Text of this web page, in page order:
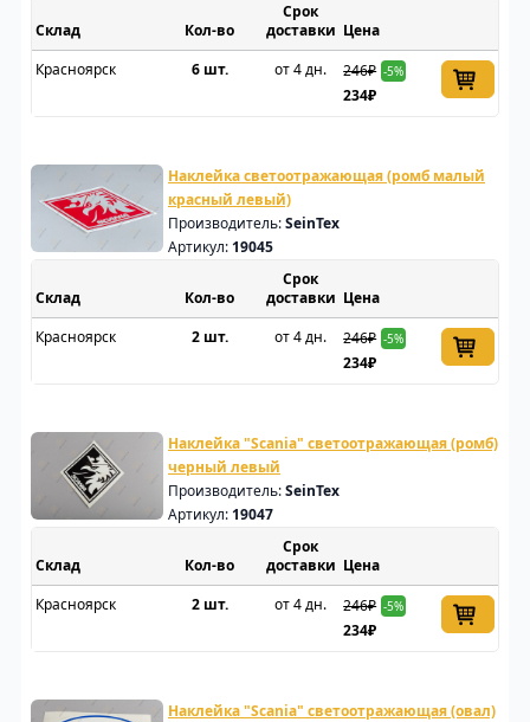
Склад
Срок
доставки Цена
Красноярск
6 шт. от 4 дн. 246₽ -5%
234₽
Наклейка светоотражающая (ромб малый
красный левый)
Производитель:SeinTex
Артикул: 19045
Склад
Срок
доставки Цена
Красноярск
2 шт. от 4 дн. 246₽ -5%
234₽
Наклейка "Scania" светоотражающая (ромб)
черный левый
Производитель:SeinTex
Артикул: 19047
Склад
Срок
доставки Цена
Красноярск
2 шт. от 4 дн. 246₽ -5%
234₽
Наклейка "Scania" светоотражающая (овал)